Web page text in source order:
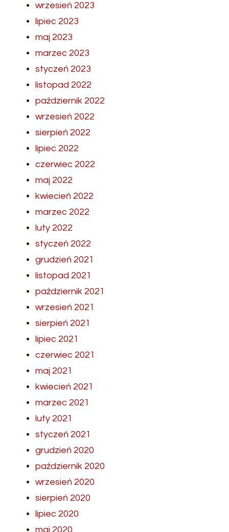
wrzesień 2023
lipiec 2023
maj 2023
marzec 2023
styczeń 2023
listopad 2022
październik 2022
wrzesień 2022
sierpień 2022
lipiec 2022
czerwiec 2022
maj 2022
kwiecień 2022
marzec 2022
luty 2022
styczeń 2022
grudzień 2021
listopad 2021
październik 2021
wrzesień 2021
sierpień 2021
lipiec 2021
czerwiec 2021
maj 2021
kwiecień 2021
marzec 2021
luty 2021
styczeń 2021
grudzień 2020
październik 2020
wrzesień 2020
sierpień 2020
lipiec 2020
maj 2020